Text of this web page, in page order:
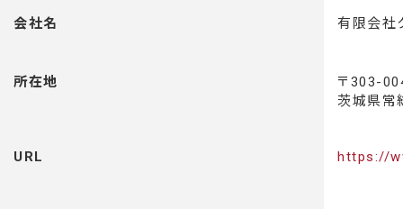
会社名 有限会社
所在地
〒303-
茨城県常
URL https://